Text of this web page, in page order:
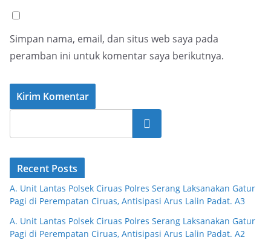
Simpan nama, email, dan situs web saya pada
peramban ini untuk komentar saya berikutnya.
Cari
Recent Posts
A. Unit Lantas Polsek Ciruas Polres Serang Laksanakan Gatur
Pagi di Perempatan Ciruas, Antisipasi Arus Lalin Padat. A3
A. Unit Lantas Polsek Ciruas Polres Serang Laksanakan Gatur
Pagi di Perempatan Ciruas, Antisipasi Arus Lalin Padat. A2